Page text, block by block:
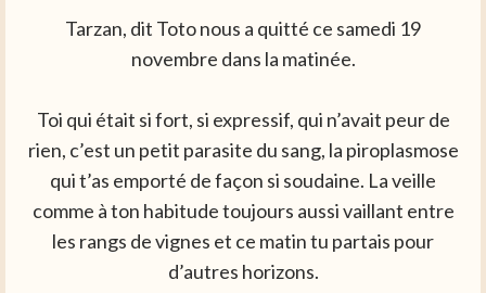
Tarzan, dit Toto nous a quitté ce samedi 19
novembre dans la matinée.
Toi qui était si fort, si expressif, qui n’avait peur de
rien, c’est un petit parasite du sang, la piroplasmose
qui t’as emporté de façon si soudaine. La veille
comme à ton habitude toujours aussi vaillant entre
les rangs de vignes et ce matin tu partais pour
d’autres horizons.